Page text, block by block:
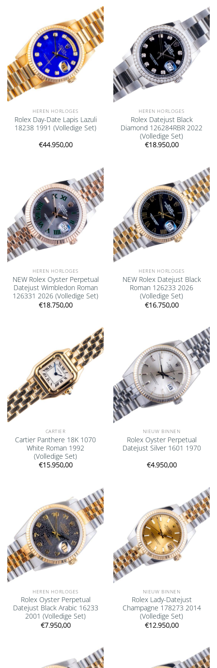
Add to
wishlist
HEREN HORLOGES
Rolex Day-Date Lapis Lazuli
18238 1991 (Volledige Set)
€44.950,00
Add to
wishlist
HEREN HORLOGES
Rolex Datejust Black
Diamond 126284RBR 2022
(Volledige Set)
€18.950,00
Add to
wishlist
HEREN HORLOGES
NEW Rolex Oyster Perpetual
Datejust Wimbledon Roman
126331 2026 (Volledige Set)
€18.750,00
Add to
wishlist
HEREN HORLOGES
NEW Rolex Datejust Black
Roman 126233 2026
(Volledige Set)
€16.750,00
Add to
wishlist
CARTIER
Cartier Panthere 18K 1070
White Roman 1992
(Volledige Set)
€15.950,00
Add to
wishlist
NIEUW BINNEN
Rolex Oyster Perpetual
Datejust Silver 1601 1970
€4.950,00
Add to
wishlist
HEREN HORLOGES
Rolex Oyster Perpetual
Datejust Black Arabic 16233
2001 (Volledige Set)
€7.950,00
Add to
wishlist
NIEUW BINNEN
Rolex Lady-Datejust
Champagne 178273 2014
(Volledige Set)
€12.950,00
Add to
wishlist
Add to
wishlist